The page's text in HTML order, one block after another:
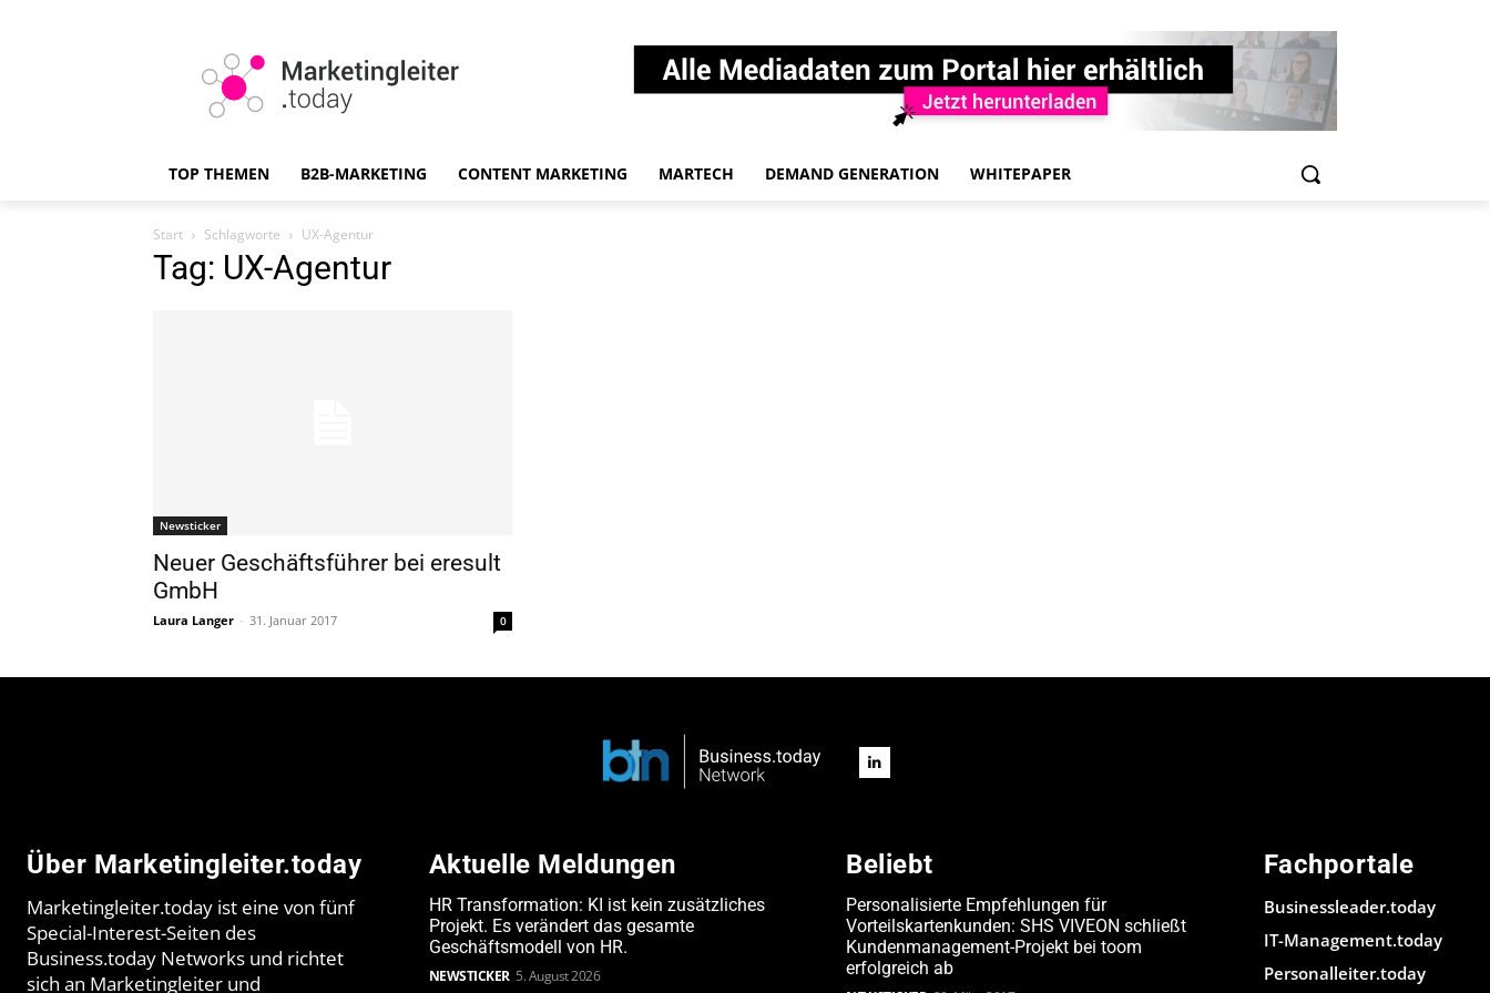
TOP THEMEN B2B-MARKETING CONTENT MARKETING MARTECH DEMAND GENERATION WHITEPAPER
Start Schlagworte UX-Agentur
Tag: UX-Agentur
Newsticker
Neuer Geschäftsführer bei eresult
GmbH
Laura Langer - 31. Januar 2017 0
Über Marketingleiter.today
Marketingleiter.today ist eine von fünf
Special-Interest-Seiten des
Business.today Networks und richtet
sich an Marketingleiter und
Aktuelle Meldungen
HR Transformation: KI ist kein zusätzliches
Projekt. Es verändert das gesamte
Geschäftsmodell von HR.
NEWSTICKER 5. August 2026
Beliebt
Personalisierte Empfehlungen für
Vorteilskartenkunden: SHS VIVEON schließt
Kundenmanagement-Projekt bei toom
erfolgreich ab
Fachportale
Businessleader.today
IT-Management.today
Personalleiter.today